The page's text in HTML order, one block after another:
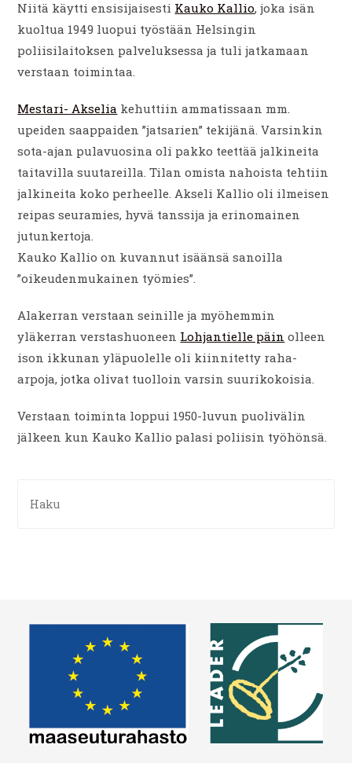
Niitä käytti ensisijaisesti Kauko Kallio, joka isän
kuoltua 1949 luopui työstään Helsingin
poliisilaitoksen palveluksessa ja tuli jatkamaan
verstaan toimintaa.
Mestari- Akselia kehuttiin ammatissaan mm.
upeiden saappaiden ”jatsarien” tekijänä. Varsinkin
sota-ajan pulavuosina oli pakko teettää jalkineita
taitavilla suutareilla. Tilan omista nahoista tehtiin
jalkineita koko perheelle. Akseli Kallio oli ilmeisen
reipas seuramies, hyvä tanssija ja erinomainen
jutunkertoja.
Kauko Kallio on kuvannut isäänsä sanoilla
”oikeudenmukainen työmies”.
Alakerran verstaan seinille ja myöhemmin
yläkerran verstashuoneen Lohjantielle päin olleen
ison ikkunan yläpuolelle oli kiinnitetty raha-
arpoja, jotka olivat tuolloin varsin suurikokoisia.
Verstaan toiminta loppui 1950-luvun puolivälin
jälkeen kun Kauko Kallio palasi poliisin työhönsä.